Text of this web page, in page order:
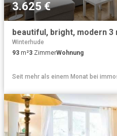
3.625 €
beautiful, bright, modern
Winterhude
93 m²3 ZimmerWohnung
Seit mehr als einem Monat bei